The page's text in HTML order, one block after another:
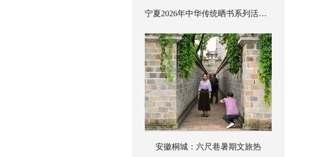
宁夏2026年中华传统晒书系列活动启幕
安徽桐城：六尺巷暑期文旅热